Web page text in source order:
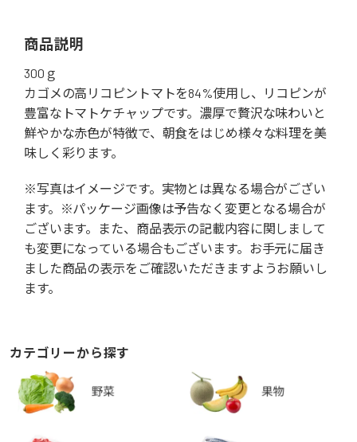
商品説明
300ｇ
カゴメの高リコピントマトを84%使用し、リコピンが
豊富なトマトケチャップです。濃厚で贅沢な味わいと
鮮やかな赤色が特徴で、朝食をはじめ様々な料理を美
味しく彩ります。
※写真はイメージです。実物とは異なる場合がござい
ます。※パッケージ画像は予告なく変更となる場合が
ございます。また、商品表示の記載内容に関しまして
も変更になっている場合もございます。お手元に届き
ました商品の表示をご確認いただきますようお願いし
ます。
カテゴリーから探す